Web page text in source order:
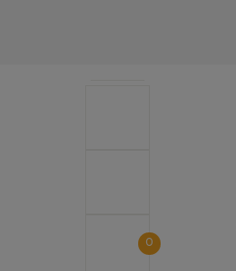
0